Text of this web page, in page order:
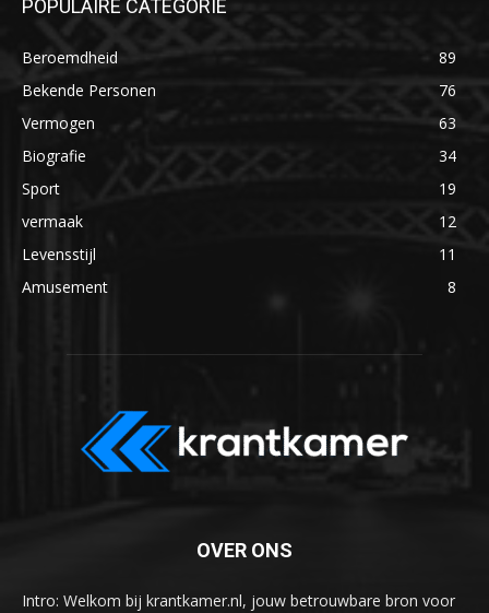
POPULAIRE CATEGORIE
Beroemdheid
89
Bekende Personen
76
Vermogen
63
Biografie
34
Sport
19
vermaak
12
Levensstijl
11
Amusement
8
OVER ONS
Intro: Welkom bij krantkamer.nl, jouw betrouwbare bron voor